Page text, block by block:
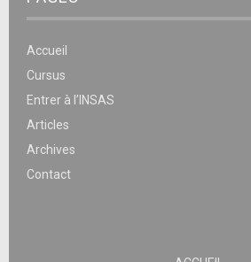
Accueil
Cursus
Entrer à l’INSAS
Articles
Archives
Contact